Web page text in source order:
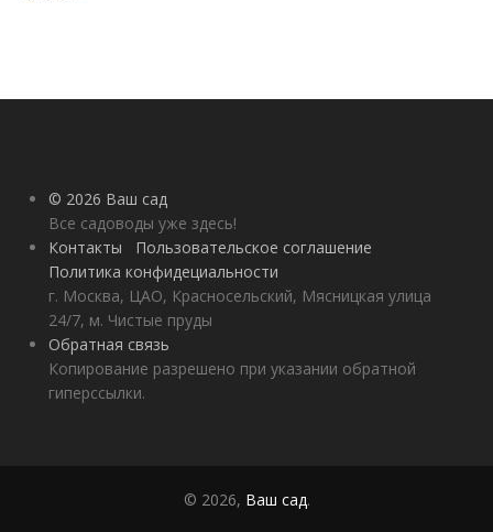
© 2026 Ваш сад
Все садоводы уже здесь!
Контакты
Пользовательское соглашение
Политика конфидециальности
г. Москва, ЦАО, Красносельский, Мясницкая улица
24/7, м. Чистые пруды
Обратная связь
Копирование разрешено при указании обратной
гиперссылки.
© 2026, Ваш сад.